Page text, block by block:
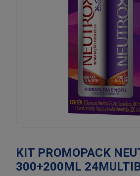
KIT PROMOPACK
300+200ML